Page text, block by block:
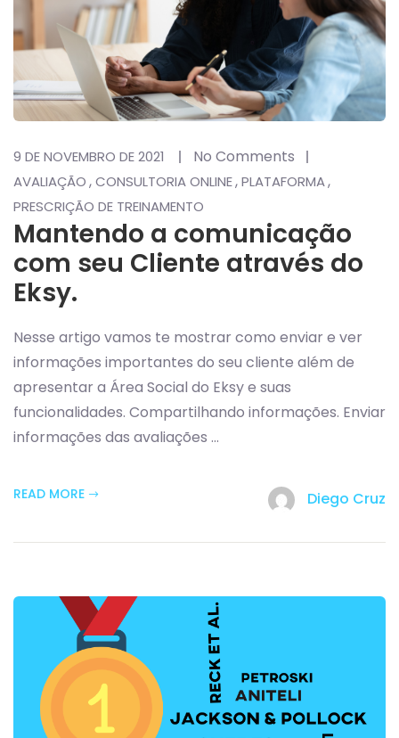
9 DE NOVEMBRO DE 2021 No Comments
AVALIAÇÃO,CONSULTORIA ONLINE,PLATAFORMA,
PRESCRIÇÃO DE TREINAMENTO
Mantendo a comunicação
com seu Cliente através do
Eksy.
Nesse artigo vamos te mostrar como enviar e ver
informações importantes do seu cliente além de
apresentar a Área Social do Eksy e suas
funcionalidades. Compartilhando informações. Enviar
informações das avaliações ...
READ MORE Diego Cruz